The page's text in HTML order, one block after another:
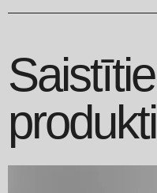
Saistītie
produkti